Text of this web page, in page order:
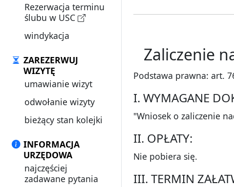
Rezerwacja terminu
ślubu w USC
windykacja
ZAREZERWUJ
WIZYTĘ
umawianie wizyt
odwołanie wizyty
bieżący stan kolejki
INFORMACJA
URZĘDOWA
najczęściej
zadawane pytania
Zaliczenie
Podstawa prawna: art.
I. WYMAGANE
"Wniosek o zaliczenie
II. OPŁATY:
Nie pobiera się.
III. TERMIN